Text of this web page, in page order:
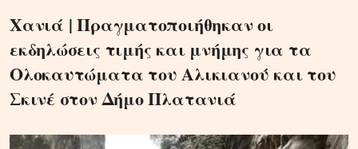
Χανιά | Πραγματοποιήθηκαν οι
εκδηλώσεις τιμής και μνήμης για τα
Ολοκαυτώματα του Αλικιανού και του
Σκινέ στον Δήμο Πλατανιά